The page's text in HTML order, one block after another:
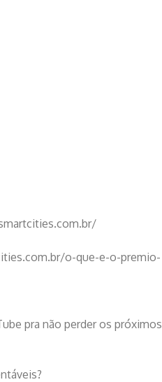
o-que-e-o-premio-
pra não perder os próximos